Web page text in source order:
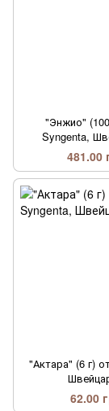
"Энжио"
Syngenta,
481.00
"Актара" (6 г)
62.00